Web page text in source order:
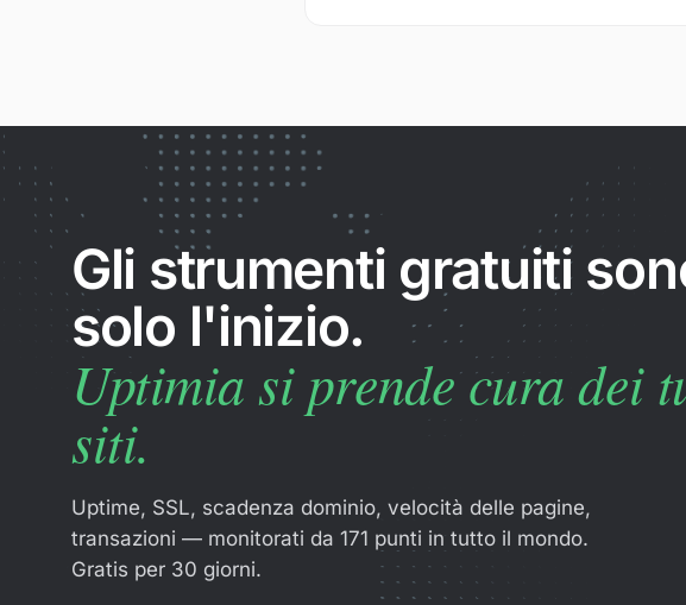
Gli strumenti gratuiti
solo l'inizio.
Uptimia si prende cura dei
siti.
Uptime, SSL, scadenza dominio, velocità delle pagine,
transazioni — monitorati da 171 punti in tutto il mondo.
Gratis per 30 giorni.